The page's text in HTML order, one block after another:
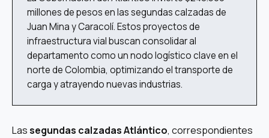
millones de pesos en las segundas calzadas de
Juan Mina y Caracolí. Estos proyectos de
infraestructura vial buscan consolidar al
departamento como un nodo logístico clave en el
norte de Colombia, optimizando el transporte de
carga y atrayendo nuevas industrias.
Lassegundas calzadas Atlántico, correspondientes